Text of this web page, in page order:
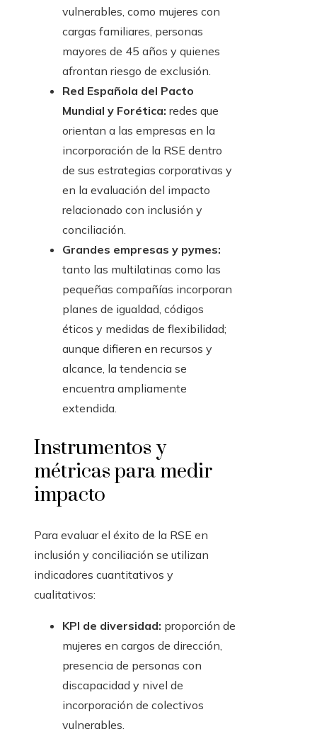
vulnerables, como mujeres con
cargas familiares, personas
mayores de 45 años y quienes
afrontan riesgo de exclusión.
Red Española del Pacto
Mundial y Forética: redes que
orientan a las empresas en la
incorporación de la RSE dentro
de sus estrategias corporativas y
en la evaluación del impacto
relacionado con inclusión y
conciliación.
Grandes empresas y pymes:
tanto las multilatinas como las
pequeñas compañías incorporan
planes de igualdad, códigos
éticos y medidas de flexibilidad;
aunque difieren en recursos y
alcance, la tendencia se
encuentra ampliamente
extendida.
Instrumentos y
métricas para medir
impacto
Para evaluar el éxito de la RSE en
inclusión y conciliación se utilizan
indicadores cuantitativos y
cualitativos:
KPI de diversidad: proporción de
mujeres en cargos de dirección,
presencia de personas con
discapacidad y nivel de
incorporación de colectivos
vulnerables.